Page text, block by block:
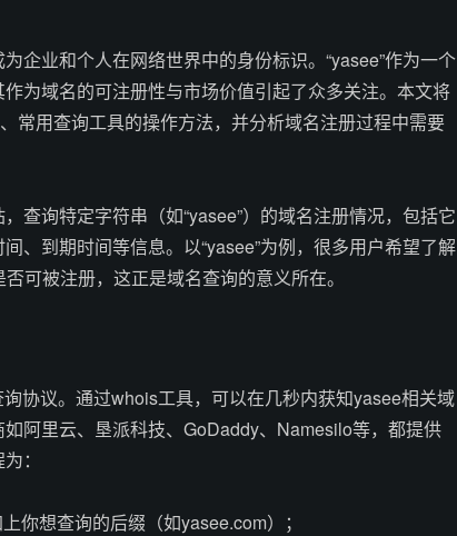
企业和个人在网络世界中的身份标识。“yasee”作为一个
为域名的可注册性与市场价值引起了众多关注。本文将
常用查询工具的操作方法，并分析域名注册过程中需要
查询特定字符串（如“yasee”）的域名注册情况，包括它
、到期时间等信息。以“yasee”为例，很多用户希望了解
否可被注册，这正是域名查询的意义所在。
协议。通过whois工具，可以在几秒内获知yasee相关域
阿里云、垦派科技、GoDaddy、Namesilo等，都提供
：
你想查询的后缀（如yasee.com）；